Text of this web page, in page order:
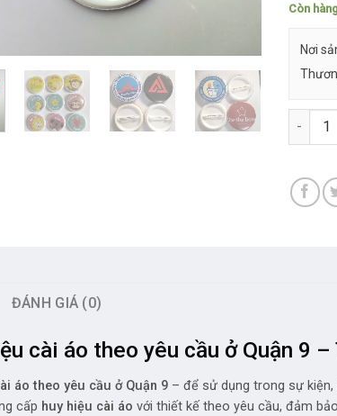
Còn
Nơi
huy
ĐÁNH GIÁ (0)
cài áo theo yêu cầu ở Quận 9
áo theo yêu cầu ở Quận 9 – để sử dụng trong sự
cấp huy hiệu cài áo với thiết kế theo yêu cầu, đảm